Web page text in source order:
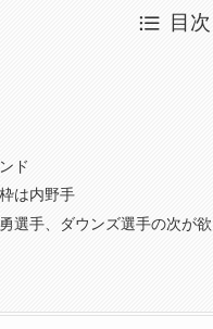
目次
ド
は内野手
選手、ダウンズ選手の次が